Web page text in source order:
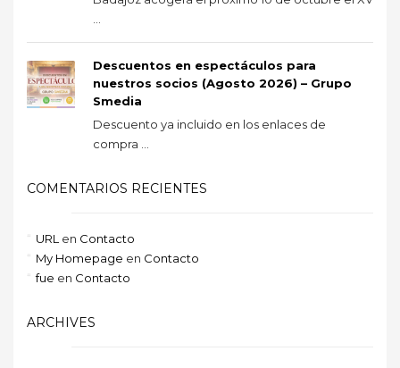
Descuentos en espectáculos para
nuestros socios (Agosto 2026) – Grupo
Smedia
Descuento ya incluido en los enlaces de
compra ...
COMENTARIOS RECIENTES
URL en Contacto
My Homepage en Contacto
fue en Contacto
ARCHIVES